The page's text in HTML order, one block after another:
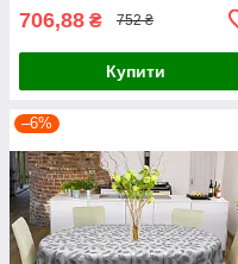
706,88 ₴ 752 ₴
Купити
–6%